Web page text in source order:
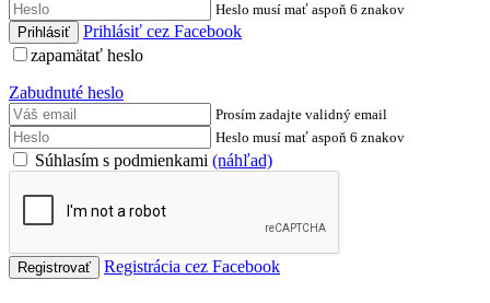
Heslo musí mať aspoň 6 znakov
Prihlásiť cez Facebook
zapamätať heslo
Zabudnuté heslo
Prosím zadajte validný email
Heslo musí mať aspoň 6 znakov
Súhlasím s podmienkami (náhľad)
Registrácia cez Facebook